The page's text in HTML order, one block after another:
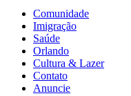
Comunidade
Imigração
Saúde
Orlando
Cultura & Lazer
Contato
Anuncie